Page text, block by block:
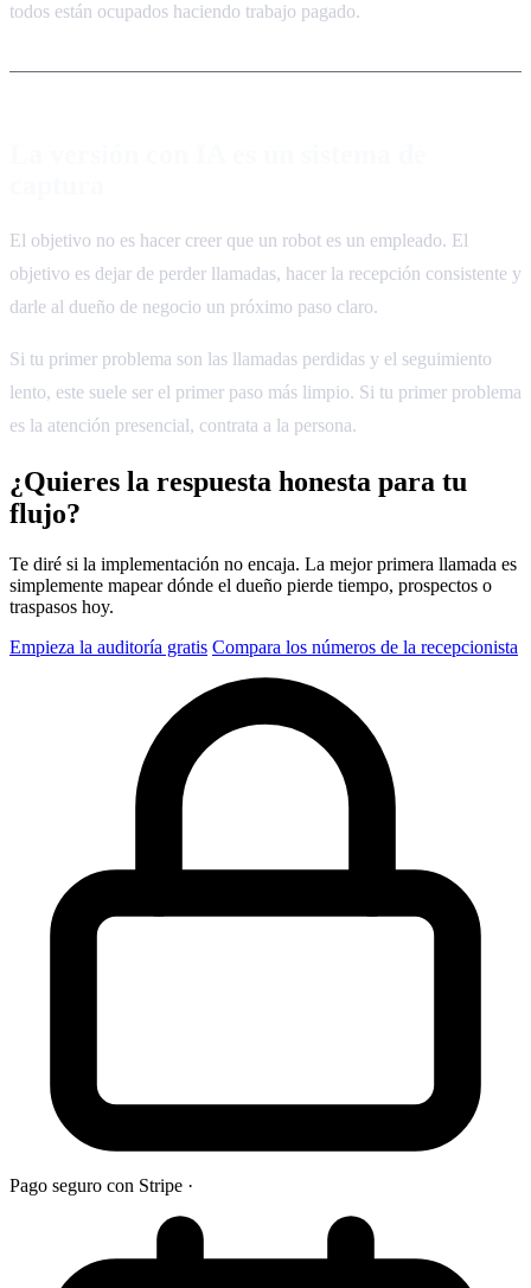
todos están ocupados haciendo trabajo pagado.
El objetivo no es hacer creer que un robot es un empleado. El
objetivo es dejar de perder llamadas, hacer la recepción consistente y
darle al dueño de negocio un próximo paso claro.
Si tu primer problema son las llamadas perdidas y el seguimiento
lento, este suele ser el primer paso más limpio. Si tu primer problema
es la atención presencial, contrata a la persona.
¿Quieres la respuesta honesta para tu
flujo?
Te diré si la implementación no encaja. La mejor primera llamada es
simplemente mapear dónde el dueño pierde tiempo, prospectos o
traspasos hoy.
Empieza la auditoría gratis Compara los números de la recepcionista
Pago seguro con Stripe ·